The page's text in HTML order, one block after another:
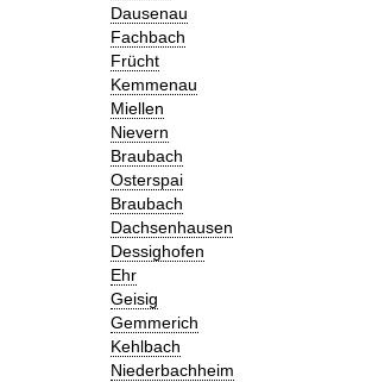
Dausenau
Fachbach
Frücht
Kemmenau
Miellen
Nievern
Braubach
Osterspai
Braubach
Dachsenhausen
Dessighofen
Ehr
Geisig
Gemmerich
Kehlbach
Niederbachheim